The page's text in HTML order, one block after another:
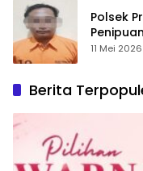
Polsek
11 Mei
Berita